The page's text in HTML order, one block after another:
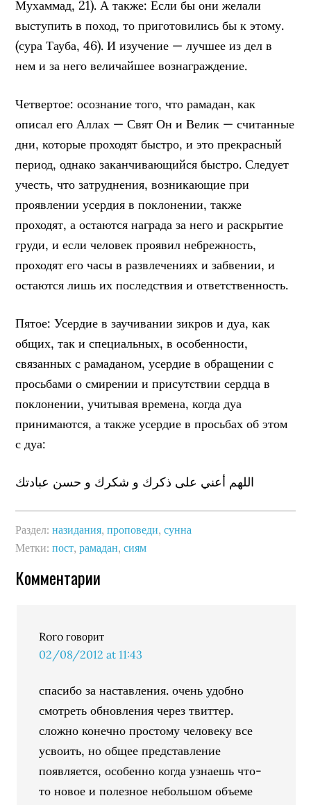
Мухаммад, 21). А также: Если бы они желали
выступить в поход, то приготовились бы к этому.
(сура Тауба, 46). И изучение — лучшее из дел в
нем и за него величайшее вознаграждение.
Четвертое: осознание того, что рамадан, как
описал его Аллах — Свят Он и Велик — считанные
дни, которые проходят быстро, и это прекрасный
период, однако заканчивающийся быстро. Следует
учесть, что затруднения, возникающие при
проявлении усердия в поклонении, также
проходят, а остаются награда за него и раскрытие
груди, и если человек проявил небрежность,
проходят его часы в развлечениях и забвении, и
остаются лишь их последствия и ответственность.
Пятое: Усердие в заучивании зикров и дуа, как
общих, так и специальных, в особенности,
связанных с рамаданом, усердие в обращении с
просьбами о смирении и присутствии сердца в
поклонении, учитывая времена, когда дуа
принимаются, а также усердие в просьбах об этом
с дуа:
اللهم أعني على ذكرك و شكرك و حسن عبادتك
Раздел:назидания,проповеди,сунна
Метки:пост,рамадан,сиям
Комментарии
Roro говорит
02/08/2012 at 11:43
спасибо за наставления. очень удобно
смотреть обновления через твиттер.
сложно конечно простому человеку все
усвоить, но общее представление
появляется, особенно когда узнаешь что-
то новое и полезное небольшом объеме